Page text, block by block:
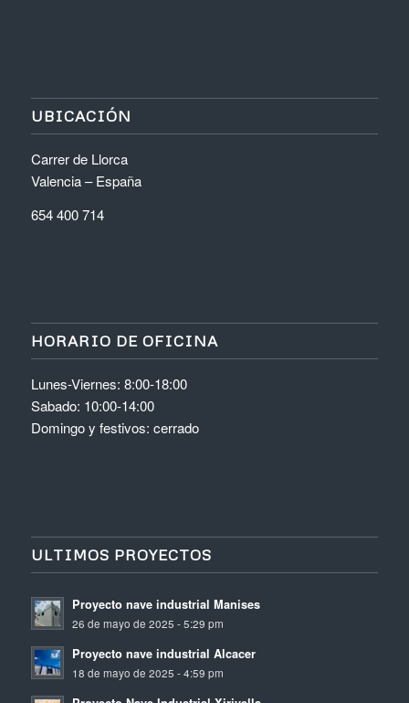
UBICACIÓN
Carrer de Llorca
Valencia – España
654 400 714
HORARIO DE OFICINA
Lunes-Viernes: 8:00-18:00
Sabado: 10:00-14:00
Domingo y festivos: cerrado
ULTIMOS PROYECTOS
Proyecto nave industrial Manises
26 de mayo de 2025 - 5:29 pm
Proyecto nave industrial Alcacer
18 de mayo de 2025 - 4:59 pm